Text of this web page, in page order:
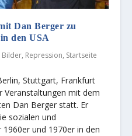
Dan Berger zu
den USA
Bilder, Repression, Startseite
Stuttgart, Frankfurt
Veranstaltungen mit dem
Dan Berger statt. Er
sozialen und
und 1970er in den